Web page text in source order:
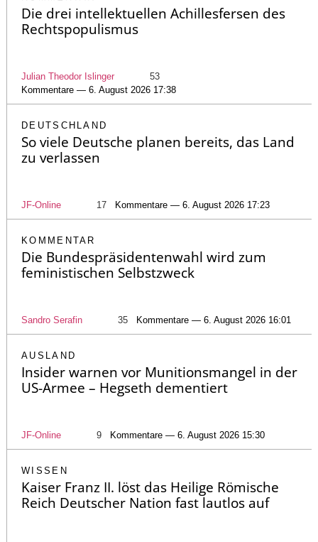
Die drei intellektuellen Achillesfersen des
Rechtspopulismus
Julian Theodor Islinger
53
Kommentare — 6. August 2026 17:38
DEUTSCHLAND
So viele Deutsche planen bereits, das Land
zu verlassen
JF-Online 17 Kommentare — 6. August 2026 17:23
KOMMENTAR
Die Bundespräsidentenwahl wird zum
feministischen Selbstzweck
Sandro Serafin 35 Kommentare — 6. August 2026 16:01
AUSLAND
Insider warnen vor Munitionsmangel in der
US-Armee – Hegseth dementiert
JF-Online 9 Kommentare — 6. August 2026 15:30
WISSEN
Kaiser Franz II. löst das Heilige Römische
Reich Deutscher Nation fast lautlos auf